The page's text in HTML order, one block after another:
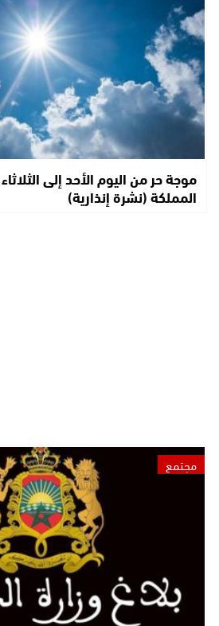
موجة حر من اليوم الأحد إلى
المملكة (نشرة إنذارية)
مجتمع